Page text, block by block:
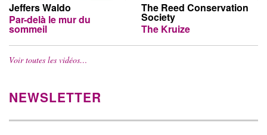
Jeffers Waldo
Par-delà le mur du
sommeil
The Reed Conservation
Society
The Kruize
Voir toutes les vidéos…
NEWSLETTER